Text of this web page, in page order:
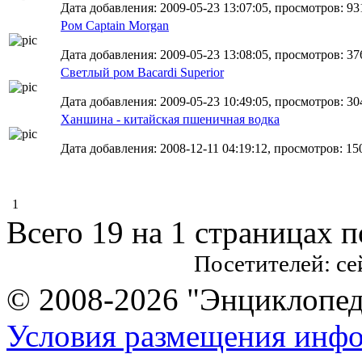
Дата добавления: 2009-05-23 13:07:05, просмотров:
Ром Captain Morgan
Дата добавления: 2009-05-23 13:08:05, просмотров:
Светлый ром Bacardi Superior
Дата добавления: 2009-05-23 10:49:05, просмотров:
Ханшина - китайская пшеничная водка
Дата добавления: 2008-12-11 04:19:12, просмотров:
1
Всего 19 на 1 страницах
Посетителей:
© 2008-2026
Условия размещения